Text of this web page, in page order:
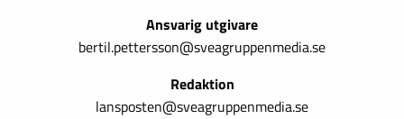
Ansvarig utgivare
bertil.pettersson@sveagruppenmedia.se
Redaktion
lansposten@sveagruppenmedia.se